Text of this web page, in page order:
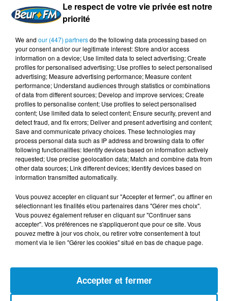
chaude, les saler et les poivrer.
et au romarin, accompagnées d’une semoule au beurre.
Le petit plus :vous pouvez remplacer les abricots par
des pêches ou des nectarines.
FIL D'ACTUS
7 août 2026
5 août 2026
Maroc et la Tunisie...
Le respect de votre vie privée est notre
priorité
We and our (447) partnersdo the following data processing based on
your consent and/or our legitimate interest: Store and/or access
information on a device; Use limited data to select advertising; Create
profiles for personalised advertising; Use profiles to select personalised
advertising; Measure advertising performance; Measure content
performance; Understand audiences through statistics or combinations
of data from different sources; Develop and improve services; Create
profiles to personalise content; Use profiles to select personalised
content; Use limited data to select content; Ensure security, prevent and
detect fraud, and fix errors; Deliver and present advertising and content;
Save and communicate privacy choices. These technologies may
process personal data such as IP address and browsing data to offer
following functionalities: Identify devices based on information actively
requested; Use precise geolocation data; Match and combine data from
other data sources; Link different devices; Identify devices based on
information transmitted automatically.
Vous pouvez accepter en cliquant sur "Accepter et fermer", ou affiner en
sélectionnant les finalités et/ou partenaires dans "Gérer mes choix".
Vous pouvez également refuser en cliquant sur "Continuer sans
accepter". Vos préférences ne s'appliqueront que pour ce site. Vous
pouvez mettre à jour vos choix, ou retirer votre consentement à tout
moment via le lien "Gérer les cookies" situé en bas de chaque page.
Accepter et fermer